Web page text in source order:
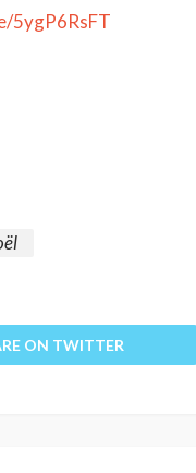
5ygP6RsFT
ON TWITTER